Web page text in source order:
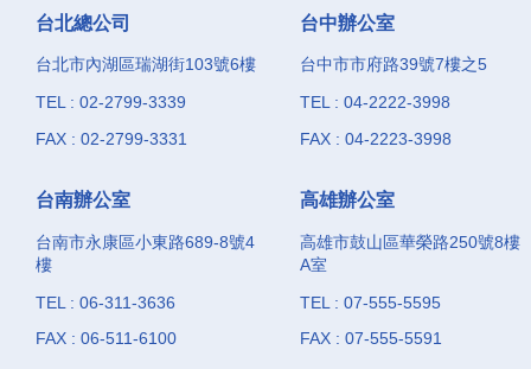
台北總公司
台北市內湖區瑞湖街103號6樓
TEL : 02-2799-3339
FAX : 02-2799-3331
台中辦公室
台中市市府路39號7樓之5
TEL : 04-2222-3998
FAX : 04-2223-3998
台南辦公室
台南市永康區小東路689-8號4
樓
TEL : 06-311-3636
FAX : 06-511-6100
高雄辦公室
高雄市鼓山區華榮路250號8樓
A室
TEL : 07-555-5595
FAX : 07-555-5591